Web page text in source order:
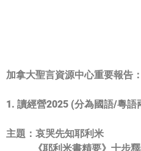
加拿大聖言資源中心重要報告：
1. 讀經營2025 (分為國語/粵語
主題：哀哭先知耶利米
《耶利米書精要》十步釋